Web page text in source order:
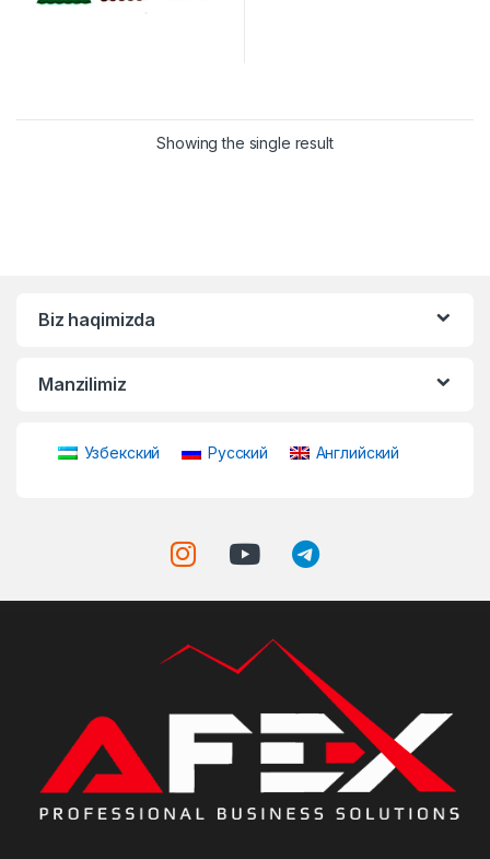
Showing the single result
Biz haqimizda
Manzilimiz
Узбекский Русский Английский